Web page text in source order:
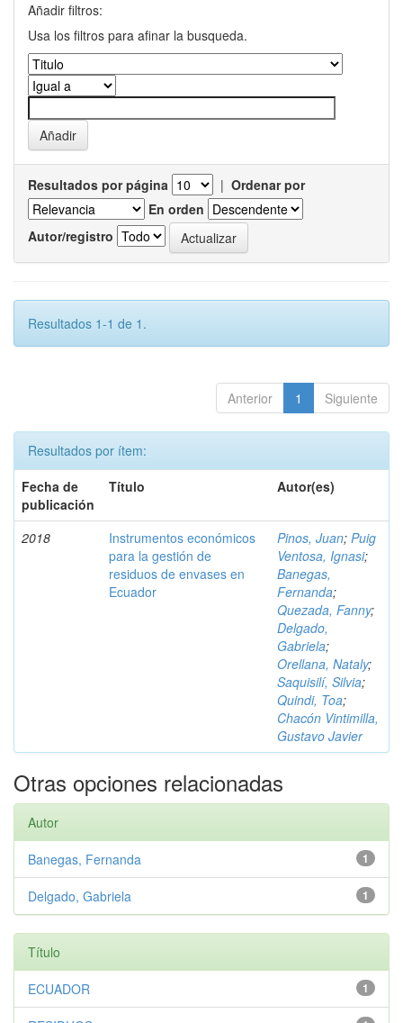
Añadir filtros:
Usa los filtros para afinar la busqueda.
Resultados por página | Ordenar por
En orden
Autor/registro
Resultados 1-1 de 1.
Anterior 1 Siguiente
Resultados por ítem:
Fecha de
publicación
Título Autor(es)
2018
Instrumentos económicos
para la gestión de
residuos de envases en
Ecuador
Pinos, Juan; Puig
Ventosa, Ignasi;
Banegas,
Fernanda;
Quezada, Fanny;
Delgado,
Gabriela;
Orellana, Nataly;
Saquisilí, Silvia;
Quindi, Toa;
Chacón Vintimilla,
Gustavo Javier
Otras opciones relacionadas
Autor
1
Banegas, Fernanda
1
Delgado, Gabriela
Título
1
ECUADOR